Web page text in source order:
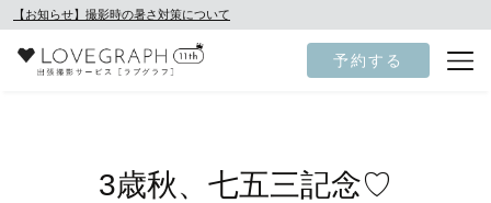
【お知らせ】撮影時の暑さ対策について
予約する
3歳秋、七五三記念♡